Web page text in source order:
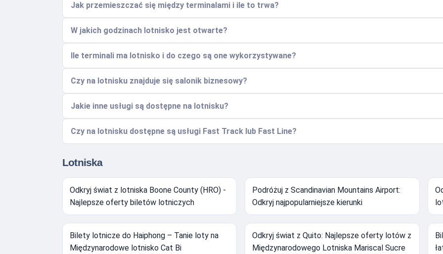
Jak przemieszczać się między terminalami i ile to trwa?
W jakich godzinach lotnisko jest otwarte?
Ile terminali ma lotnisko i do czego są one wykorzystywane?
Czy na lotnisku znajduje się salonik biznesowy?
Jakie inne usługi są dostępne na lotnisku?
Czy na lotnisku dostępne są usługi Fast Track lub Fast Line?
Lotniska
Odkryj świat z lotniska Boone County (HRO) -
Najlepsze oferty biletów lotniczych
Podróżuj z Scandinavian Mountains Airport:
Odkryj najpopularniejsze kierunki
Bilety lotnicze do Haiphong – Tanie loty na
Międzynarodowe lotnisko Cat Bi
Odkryj świat z Quito: Najlepsze oferty lotów z
Międzynarodowego Lotniska Mariscal Sucre